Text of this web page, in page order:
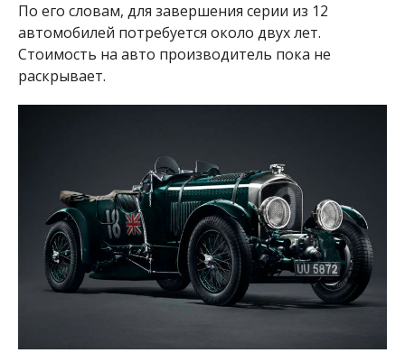
По его словам, для завершения серии из 12
автомобилей потребуется около двух лет.
Стоимость на авто производитель пока не
раскрывает.